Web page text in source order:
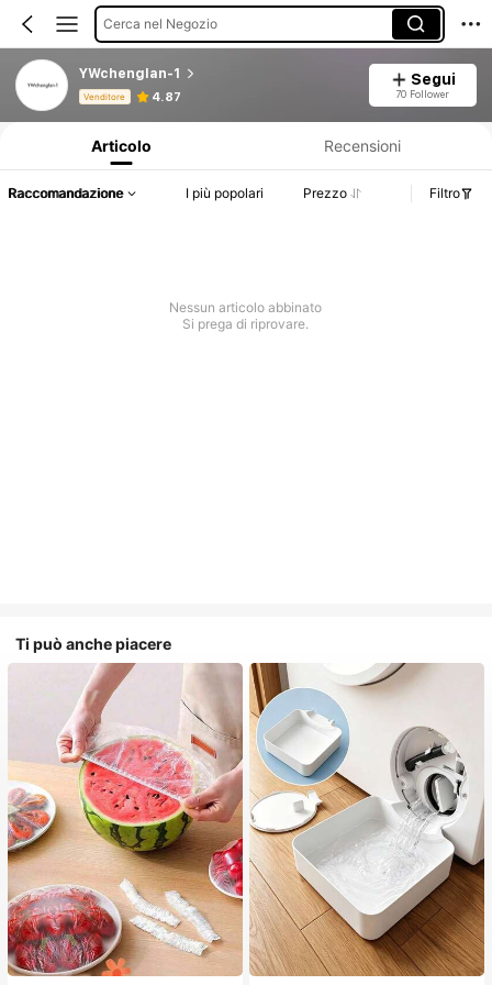
Cerca nel Negozio
YWchenglan-1
Venditore 4.87
Segui
70 Follower
Articolo Recensioni
Raccomandazione I più popolari Prezzo Filtro
Nessun articolo abbinato
Si prega di riprovare.
Ti può anche piacere